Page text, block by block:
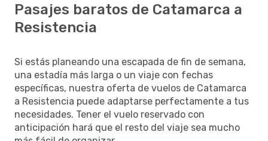
Pasajes baratos de Catamarca a
Resistencia
Si estás planeando una escapada de fin de semana,
una estadía más larga o un viaje con fechas
específicas, nuestra oferta de vuelos de Catamarca
a Resistencia puede adaptarse perfectamente a tus
necesidades. Tener el vuelo reservado con
anticipación hará que el resto del viaje sea mucho